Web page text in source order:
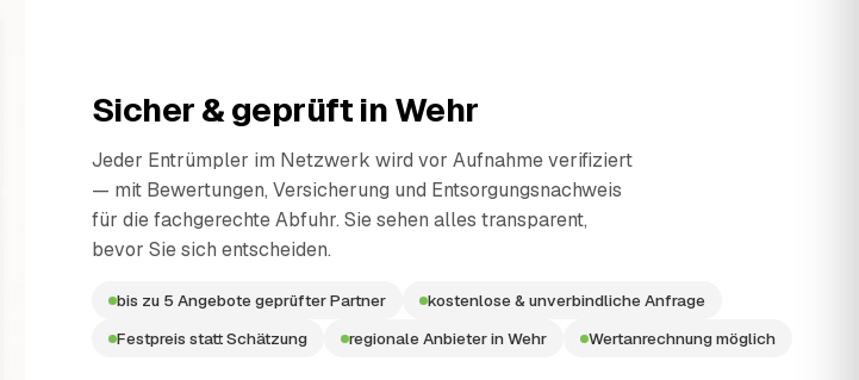
Sicher & geprüft inWehr
Jeder Entrümpler im Netzwerk wird vor Aufnahme verifiziert
— mit Bewertungen, Versicherung und Entsorgungsnachweis
für die fachgerechte Abfuhr. Sie sehen alles transparent,
bevor Sie sich entscheiden.
bis zu 5 Angebote geprüfter Partner
kostenlose & unverbindliche Anfrage
Festpreis statt Schätzung
regionale Anbieter in Wehr Wertanrechnung möglich